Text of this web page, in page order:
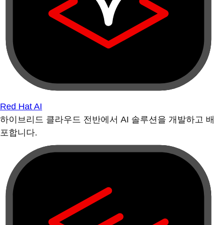
Red Hat AI
하이브리드 클라우드 전반에서 AI 솔루션을 개발하고 배
포합니다.